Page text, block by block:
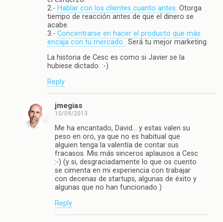
2.- Hablar con los clientes cuanto antes. Otorga
tiempo de reacción antes de que el dinero se
acabe.
3.- Concentrarse en hacer el producto que más
encaja con tu mercado.. Será tu mejor marketing.
La historia de Cesc es como si Javier se la
hubiese dictado. :-)
Reply
jmegias
10/09/2013
Me ha encantado, David… y estas valen su
peso en oro, ya que no es habitual que
alguien tenga la valentía de contar sus
fracasos. Mis más sinceros aplausos a Cesc
:-) (y si, desgraciadamente lo que os cuento
se cimenta en mi experiencia con trabajar
con decenas de startups, algunas de éxito y
algunas que no han funcionado )
Reply